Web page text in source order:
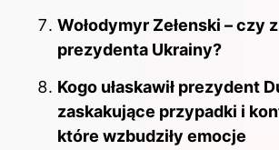
Wołodymyr Zełenski – czy
prezydenta Ukrainy?
Kogo ułaskawił prezydent
zaskakujące przypadki i
które wzbudziły emocje